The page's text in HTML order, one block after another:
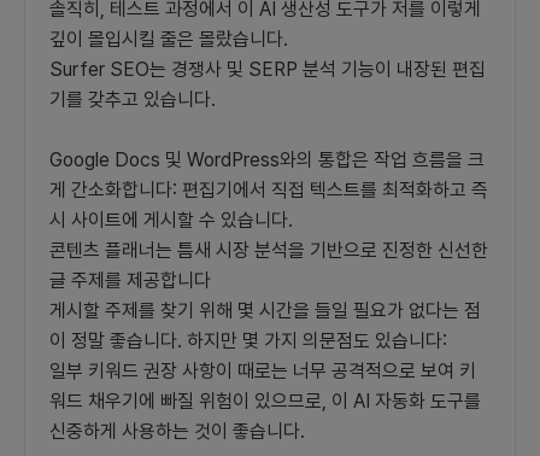
솔직히, 테스트 과정에서 이 AI 생산성 도구가 저를 이렇게
깊이 몰입시킬 줄은 몰랐습니다.
Surfer SEO는 경쟁사 및 SERP 분석 기능이 내장된 편집
기를 갖추고 있습니다.
Google Docs 및 WordPress와의 통합은 작업 흐름을 크
게 간소화합니다: 편집기에서 직접 텍스트를 최적화하고 즉
시 사이트에 게시할 수 있습니다.
콘텐츠 플래너는 틈새 시장 분석을 기반으로 진정한 신선한
글 주제를 제공합니다
게시할 주제를 찾기 위해 몇 시간을 들일 필요가 없다는 점
이 정말 좋습니다. 하지만 몇 가지 의문점도 있습니다:
일부 키워드 권장 사항이 때로는 너무 공격적으로 보여 키
워드 채우기에 빠질 위험이 있으므로, 이 AI 자동화 도구를
신중하게 사용하는 것이 좋습니다.